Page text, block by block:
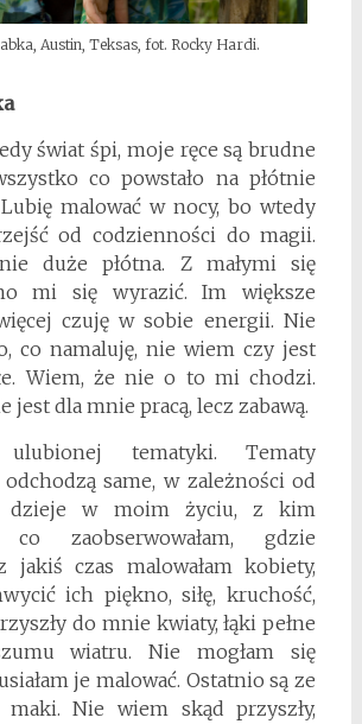
Austin, Teksas, fot. Rocky Hardi.
świat śpi, moje ręce są brudne
co powstało na płótnie
malować w nocy, bo wtedy
od codzienności do magii.
duże płótna. Z małymi się
mi się wyrazić. Im większe
czuję w sobie energii. Nie
co namaluję, nie wiem czy jest
Wiem, że nie o to mi chodzi.
jest dla mnie pracą, lecz zabawą.
tematyki. Tematy
same, w zależności od
dzieje w moim życiu, z kim
co zaobserwowałam, gdzie
jakiś czas malowałam kobiety,
ich piękno, siłę, kruchość,
do mnie kwiaty, łąki pełne
wiatru. Nie mogłam się
je malować. Ostatnio są ze
Nie wiem skąd przyszły,